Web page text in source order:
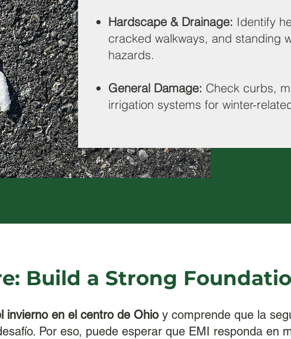
Hardscape & Drainage: Identify
cracked walkways, and standing
hazards.
General Damage: Check curbs,
irrigation systems for winter-
Build a Strong
invierno en el centro de Ohioy comprende que la
Por eso, puede esperar que EMI responda en